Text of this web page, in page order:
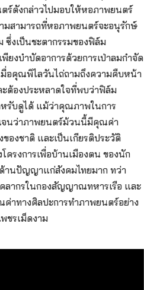
ดังกล่าวไปมอบให้หอภาพยนตร์
สามารถที่หอภาพยนตร์จะอนุรักษ์
ซึ่งเป็นชะตากรรมของฟิล์ม
ยงบำบัดอาการด้วยการเป่าลมกำจัด
มื่อคุณพิไลวันไถ่ถามถึงความคืบหน้า
ต้องประหลาดใจที่พบว่าฟิล์ม
หรับดูได้ แม้ว่าคุณภาพในการ
จนว่าภาพยนตร์ม้วนนี้มีคุณค่า
องชาติ และเป็นเกียรติประวัติ
ครงการเพื่อบ้านเมืองตน ของนัก
านปัญญาแก่สังคมไทยมาก ทว่า
ลากรในกองสัญญาณทหารเรือ และ
าทางศิลปะการทำภาพยนตร์อย่าง
ชรเม็ดงาม